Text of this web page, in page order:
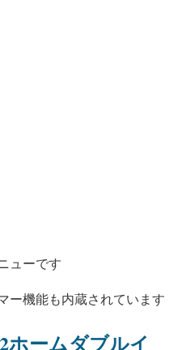
ューです
ー機能も内蔵されています
ホームダブルイ